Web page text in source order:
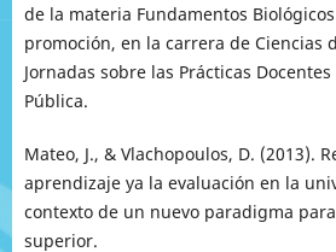
de la materia Fundamentos
promoción, en la carrera de Ciencias
Jornadas sobre las Prácticas
Pública.
Mateo, J., & Vlachopoulos, D. (2013).
aprendizaje ya la evaluación en la
contexto de un nuevo paradigma
superior.